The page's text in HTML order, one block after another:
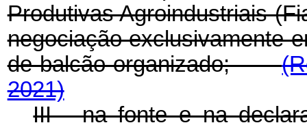
Produtivas Agroindustriais
negociação exclusivamente
de balcão organizado;
2021)
III - na fonte e na